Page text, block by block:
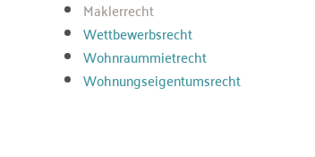
Maklerrecht
Wettbewerbsrecht
Wohnraummietrecht
Wohnungseigentumsrecht